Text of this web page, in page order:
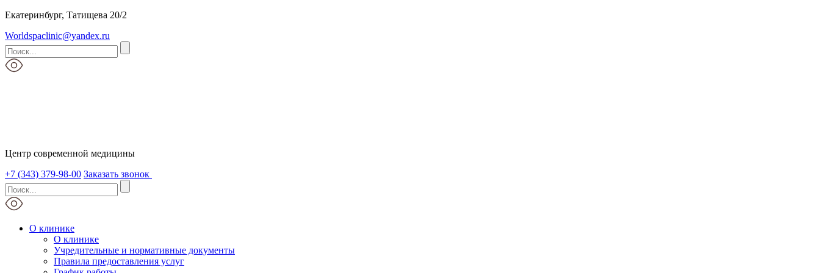
Екатеринбург, Татищева 20/2
Worldspaclinic@yandex.ru
Центр современной медицины
+7 (343) 379-98-00 Заказать звонок
О клинике
О клинике
Учредительные и нормативные документы
Правила предоставления услуг